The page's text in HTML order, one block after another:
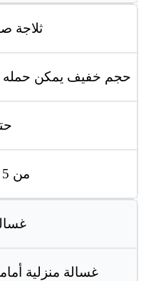
ثلاجة
حجم خفيف يمكن حمله
حتى
من 5 إلى 10 دينار
غسالة منزلية